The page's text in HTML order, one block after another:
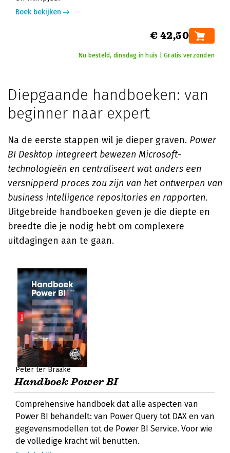
Boek bekijken
€ 42,50
Nu besteld, dinsdag in huis | Gratis verzonden
Diepgaande handboeken: van
beginner naar expert
Na de eerste stappen wil je dieper graven. Power
BI Desktop integreert bewezen Microsoft-
technologieën en centraliseert wat anders een
versnipperd proces zou zijn van het ontwerpen van
business intelligence repositories en rapporten.
Uitgebreide handboeken geven je die diepte en
breedte die je nodig hebt om complexere
uitdagingen aan te gaan.
Peter ter Braake
Handboek Power BI
Comprehensive handboek dat alle aspecten van
Power BI behandelt: van Power Query tot DAX en van
gegevensmodellen tot de Power BI Service. Voor wie
de volledige kracht wil benutten.